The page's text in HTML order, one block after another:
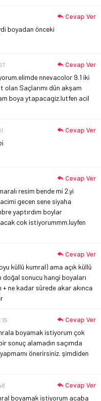
boyadan önceki
Cevap Ver
nnevacolor 9.1 iki
olan Saçlarımı dün akşam
boya ytapacagiz.lutfen acil
Cevap Ver
Cevap Ver
resim bende mi 2.yi
gecen sene siyaha
yaptırdım boylar
cok istiyorummm.luyfen
Cevap Ver
küllü kumral) ama açık küllü
sonucu hangi boyaları
ne kadar sürede akar akınca
Cevap Ver
boyamak istiyorum çok
sonuç alamadın saçımda
önerirsiniz. şimdiden
Cevap Ver
boyamak istiyorum acaba
Cevap Ver